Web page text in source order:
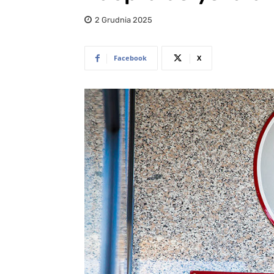
2 Grudnia 2025
Facebook X